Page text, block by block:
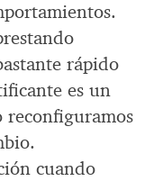
rápido
es un
reconfiguramos
cuando